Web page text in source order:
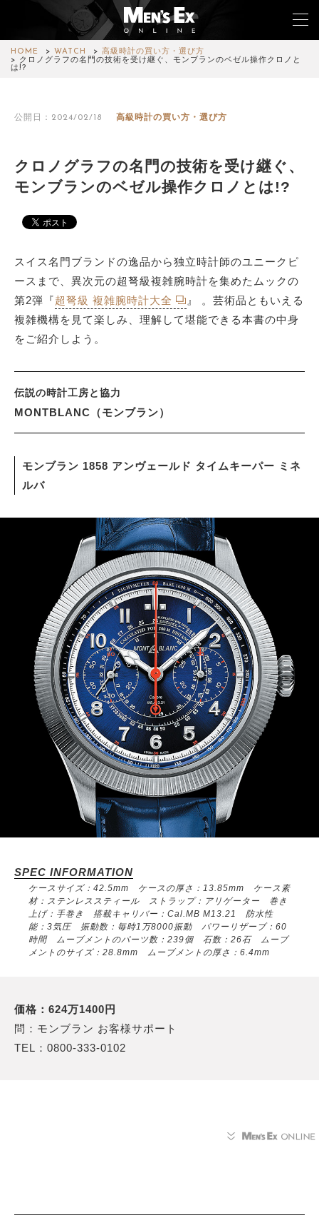
HOME WATCH
高級時計の買い方・選び方
クロノグラフの名門の技術を受け継ぐ、モンブランのベゼル操作クロノと
は!?
公開日：2024/02/18 高級時計の買い方・選び方
クロノグラフの名門の技術を受け継ぐ、
モンブランのベゼル操作クロノとは!?
スイス名門ブランドの逸品から独立時計師のユニークピ
ースまで、異次元の超弩級複雑腕時計を集めたムックの
第2弾『超弩級 複雑腕時計大全
』 。芸術品ともいえる
複雑機構を見て楽しみ、理解して堪能できる本書の中身
をご紹介しよう。
伝説の時計工房と協力
MONTBLANC（モンブラン）
モンブラン 1858 アンヴェールド タイムキーパー ミネ
ルバ
SPEC INFORMATION
ケースサイズ：42.5mm ケースの厚さ：13.85mm ケース素
材：ステンレススティール ストラップ：アリゲーター 巻き
上げ：手巻き 搭載キャリバー：Cal.MB M13.21 防水性
能：3気圧 振動数：毎時1万8000振動 パワーリザーブ：60
時間 ムーブメントのパーツ数：239個 石数：26石 ムーブ
メントのサイズ：28.8mm ムーブメントの厚さ：6.4mm
価格：624万1400円
問：モンブラン お客様サポート
TEL：0800-333-0102
FASHION
CAR&BIKE
LIFESTYLE
MAGAZINE
ABOUT SITE